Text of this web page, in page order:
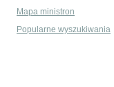
Mapa ministron
Popularne wyszukiwania